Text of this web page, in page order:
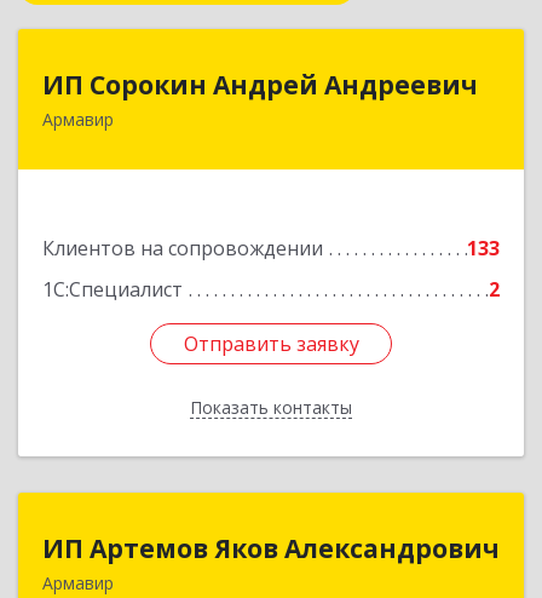
ИП Сорокин Андрей Андреевич
Армавир
Клиентов на сопровождении
133
1С:Специалист
2
Отправить заявку
Показать контакты
ИП Сорокин Андрей Андреевич
Отправить заявку
Назад
ИП Артемов Яков Александрович
Армавир